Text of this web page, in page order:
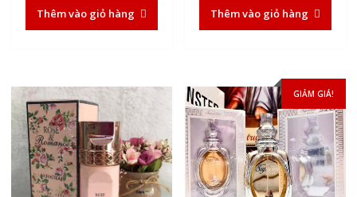
Thêm vào giỏ hàng
là:
850.000₫.
tại
là:
Thêm vào giỏ hàng
GIẢM GIÁ!